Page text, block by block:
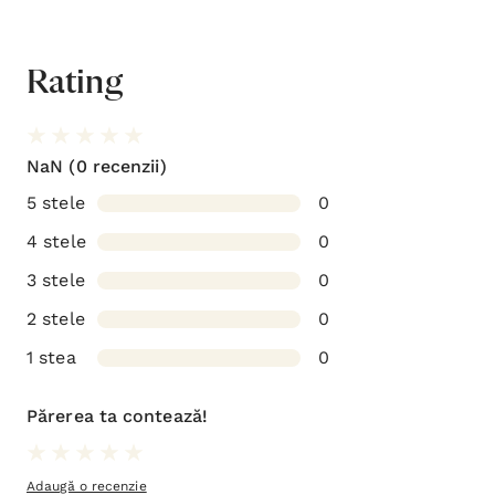
Rating
NaN (0 recenzii)
5 stele
0
4 stele
0
3 stele
0
2 stele
0
1 stea
0
Părerea ta contează!
Adaugă o recenzie